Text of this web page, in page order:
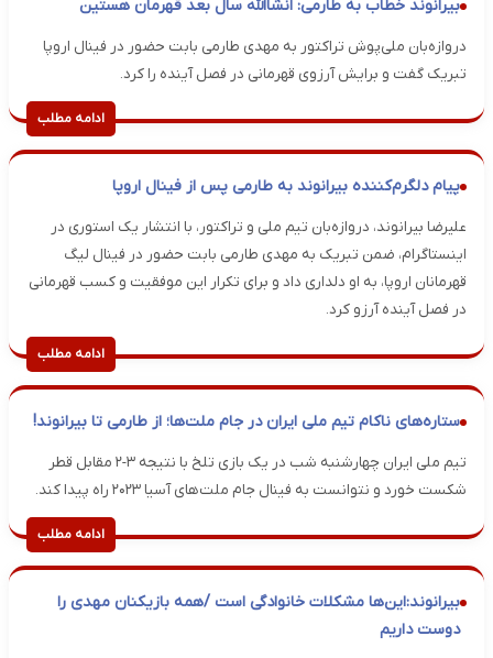
بیرانوند خطاب به طارمی: انشاالله سال بعد قهرمان هستین
دروازه‌‎بان ملی‌پوش تراکتور به مهدی طارمی بابت حضور در فینال اروپا
تبریک گفت و برایش آرزوی قهرمانی در فصل آینده را کرد.
ادامه مطلب
پیام دلگرم‌کننده بیرانوند به طارمی پس از فینال اروپا
علیرضا بیرانوند، دروازه‌بان تیم ملی و تراکتور، با انتشار یک استوری در
اینستاگرام، ضمن تبریک به مهدی طارمی بابت حضور در فینال لیگ
قهرمانان اروپا، به او دلداری داد و برای تکرار این موفقیت و کسب قهرمانی
در فصل آینده آرزو کرد.
ادامه مطلب
ستاره‌های ناکام تیم ملی ایران در جام ملت‌ها؛ از طارمی تا بیرانوند!
تیم ملی ایران چهارشنبه شب در یک بازی تلخ با نتیجه ۳-۲ مقابل قطر
شکست خورد و نتوانست به فینال جام ملت‌های آسیا ۲۰۲۳ راه پیدا کند.
ادامه مطلب
بیرانوند:این‌ها مشکلات خانوادگی است /همه بازیکنان مهدی را
دوست داریم